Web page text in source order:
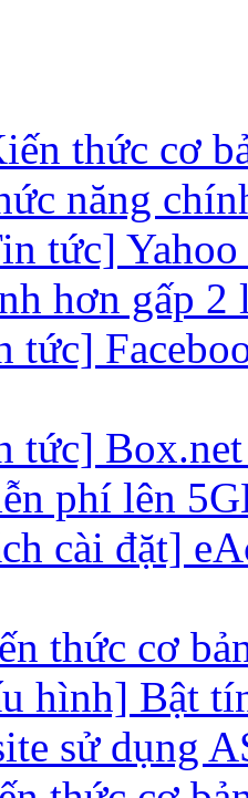
thức cơ
năng
tức]
hơn gấp 2
tức]
tức]
phí lên
cài đặt]
thức cơ
hình] Bật
sử dụng